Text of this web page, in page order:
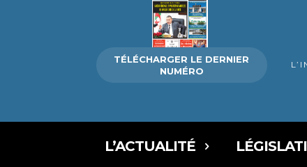
TÉLÉCHARGER LE DERNIER
NUMÉRO
L’ACTUALITÉ